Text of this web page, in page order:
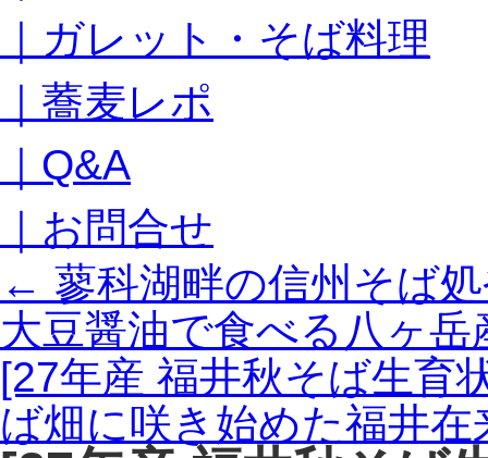
｜ガレット・そば料理
｜蕎麦レポ
｜Q&A
｜お問合せ
← 蓼科湖畔の信州そば
大豆醤油で食べる八ヶ
[27年産 福井秋そば生育
ば畑に咲き始めた福井